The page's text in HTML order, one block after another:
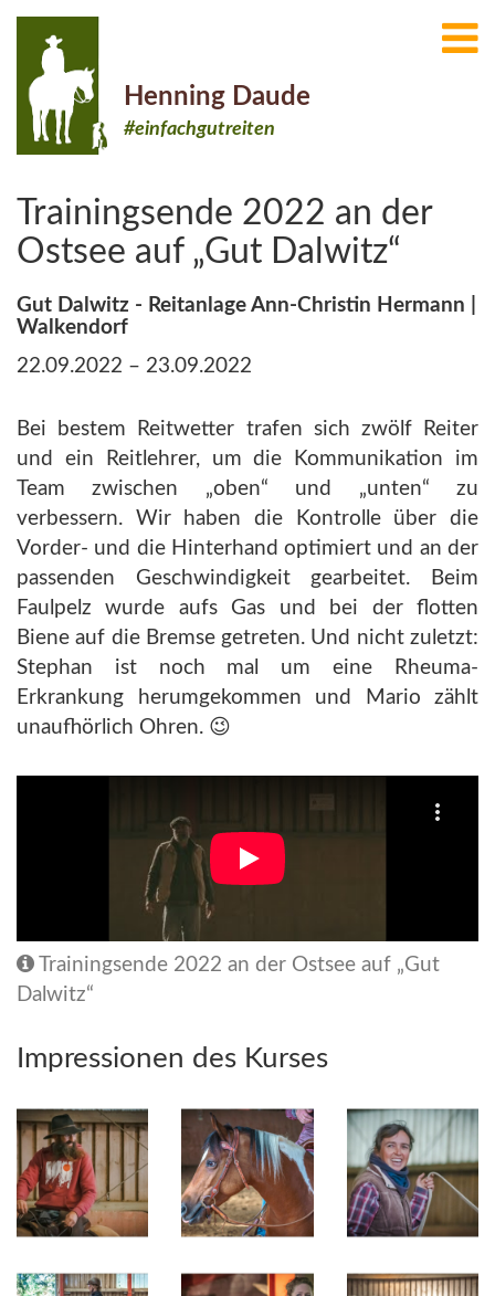
Henning Daude
#einfachgutreiten
Trainingsende 2022 an der
Ostsee auf „Gut Dalwitz“
Gut Dalwitz - Reitanlage Ann-Christin Hermann |
Walkendorf
22.09.2022 – 23.09.2022
Bei bestem Reitwetter trafen sich zwölf Reiter
und ein Reitlehrer, um die Kommunikation im
Team zwischen „oben“ und „unten“ zu
verbessern. Wir haben die Kontrolle über die
Vorder- und die Hinterhand optimiert und an der
passenden Geschwindigkeit gearbeitet. Beim
Faulpelz wurde aufs Gas und bei der flotten
Biene auf die Bremse getreten. Und nicht zuletzt:
Stephan ist noch mal um eine Rheuma-
Erkrankung herumgekommen und Mario zählt
unaufhörlich Ohren. 😉
Trainingsende 2022 an der Ostsee auf „Gut
Dalwitz“
Impressionen des Kurses